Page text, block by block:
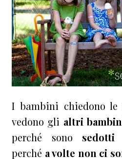
I bambini chiedono le
vedono gli altri
perché sono sedotti
perché a volte non ci